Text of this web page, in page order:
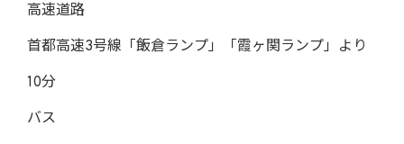
高速道路
首都高速3号線「飯倉ランプ」「霞ヶ関ランプ」より
10分
バス